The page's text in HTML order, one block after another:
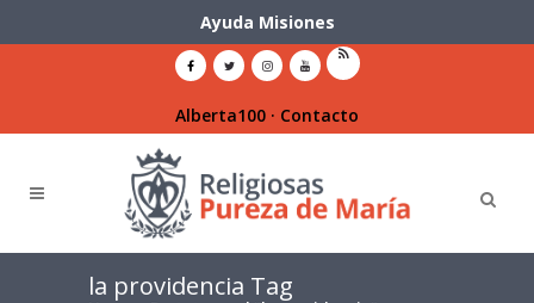
Ayuda Misiones
Alberta100 · Contacto
la providencia Tag